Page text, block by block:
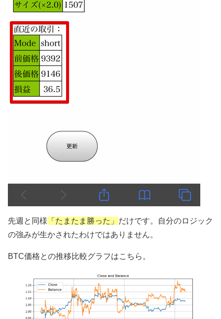
先週と同様 「たまたま勝った」 だけです。自分のロジック
の強みが生かされたわけではありません。
BTC価格との推移比較グラフはこちら。